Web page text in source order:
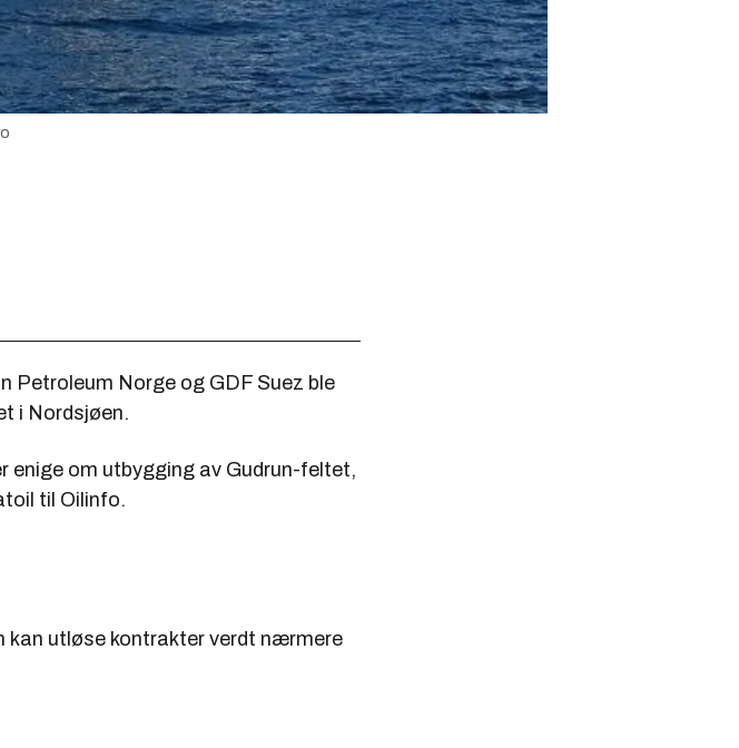
Petroleum Norge og GDF Suez ble
i Nordsjøen.
enige om utbygging av Gudrun-feltet,
til Oilinfo.
kan utløse kontrakter verdt nærmere